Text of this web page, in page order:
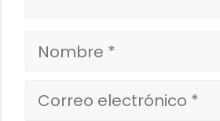
Nombre
Correo
electrónico